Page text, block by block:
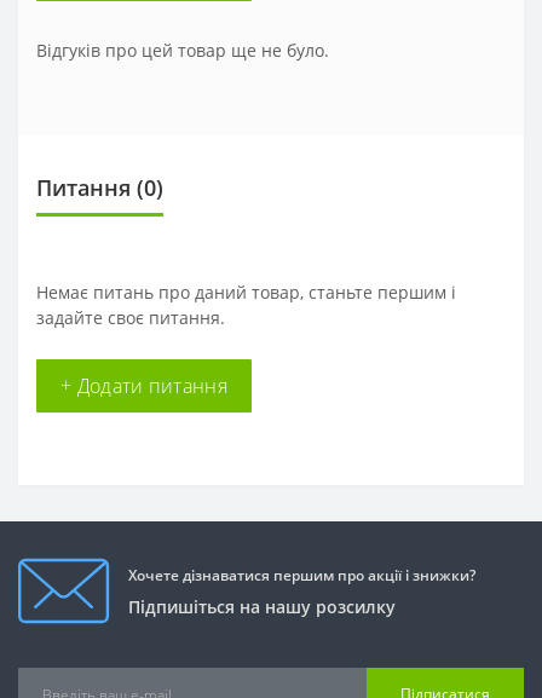
Відгуків про цей товар ще не було.
Питання (0)
Немає питань про даний товар, станьте першим і
задайте своє питання.
+ Додати питання
Хочете дізнаватися першим про акції і знижки?
Підпишіться на нашу розсилку